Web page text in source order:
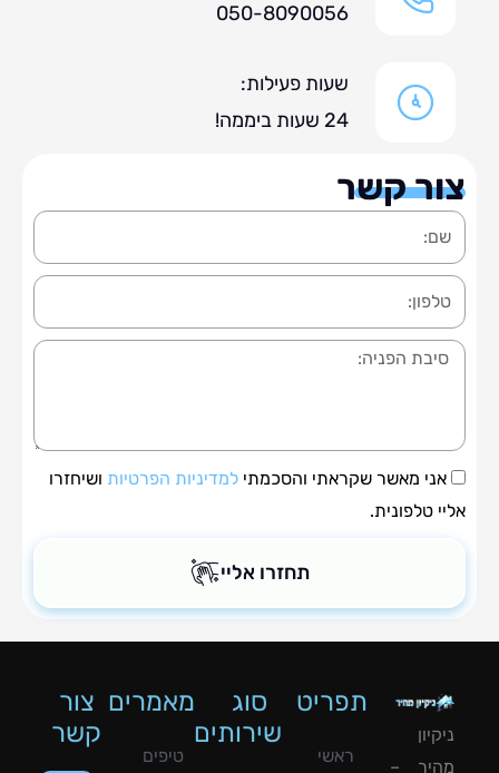
קשר
מאשר שקראתי והסכמתילמדיניות הפרטיות ושיחזרו
תחזרו אליי
050-8090056
שעות פעילות:
24 שעות ביממה!
תפריט
סוג
שירותים
מאמרים צור